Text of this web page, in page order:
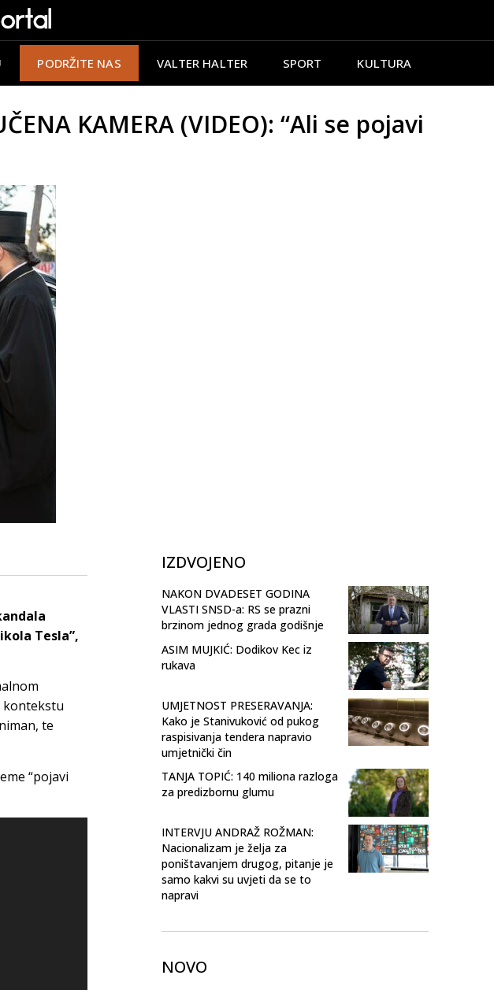
PODRŽITE NAS VALTER HALTER SPORT KULTURA
KAMERA (VIDEO): “Ali se pojavi
Tesla”,
kontekstu
te
“pojavi
IZDVOJENO
NAKON DVADESET GODINA
VLASTI SNSD-a: RS se prazni
brzinom jednog grada godišnje
ASIM MUJKIĆ: Dodikov Kec iz
rukava
UMJETNOST PRESERAVANJA:
Kako je Stanivuković od pukog
raspisivanja tendera napravio
umjetnički čin
TANJA TOPIĆ: 140 miliona razloga
za predizbornu glumu
INTERVJU ANDRAŽ ROŽMAN:
Nacionalizam je želja za
poništavanjem drugog, pitanje je
samo kakvi su uvjeti da se to
napravi
NOVO